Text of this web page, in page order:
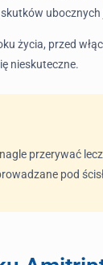
życia, przed
nieskuteczne.
przerywać
pod